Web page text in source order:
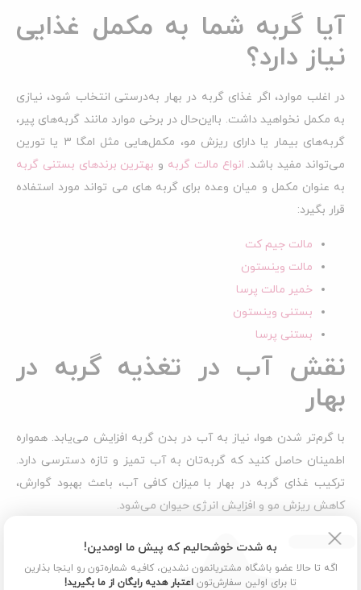
آیا گربه شما به مکمل غذایی
نیاز دارد؟
در اغلب موارد، اگر غذای گربه در بهار به‌درستی انتخاب شود، نیازی
به مکمل نخواهید داشت. بااین‌حال در برخی موارد مانند گربه‌های پیر،
گربه‌های بیمار یا دارای ریزش مو، مکمل‌هایی مثل امگا ۳ یا تورین
می‌تواند مفید باشد. انواع مالت گربه و بهترین برندهای بستنی گربه
به عنوان مکمل و میان وعده برای گربه های می تواند مورد استفاده
قرار بگیرد:
مالت جیم کت
مالت وینستون
خمیر مالت پرسا
بستنی وینستون
بستنی پرسا
نقش آب در تغذیه گربه در
بهار
با گرم‌تر شدن هوا، نیاز به آب در بدن گربه افزایش می‌یابد. همواره
اطمینان حاصل کنید که گربه‌تان به آب تمیز و تازه دسترسی دارد.
ترکیب غذای گربه در بهار با میزان کافی آب، باعث بهبود گوارش،
کاهش ریزش مو و افزایش انرژی حیوان می‌شود.
علائم حساسیت غذایی در فصل بهار
اگر گربه‌تان علائمی مانند خارش، قرمزی پوست، تهوع یا کاهش
به شدت خوشحالیم که پیش ما اومدین!
اگه تا حالا عضو باشگاه مشتریانمون نشدین، کافیه شماره‌تون رو اینجا بذارین
تا برای اولین سفارش‌تون اعتبار هدیه رایگان از ما بگیرید!